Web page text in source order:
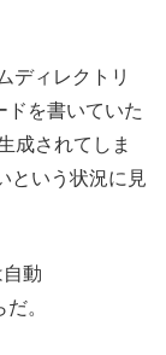
ディレクトリ
ドを書いていた
成されてしま
という状況に見
動
。